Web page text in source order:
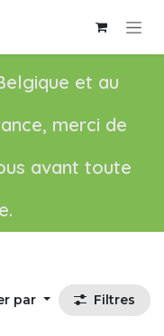
et au
merci de
avant toute
par Filtres